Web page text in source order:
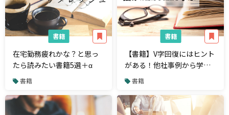
書籍
在宅勤務疲れかな？と思っ
たら読みたい書籍5選＋α
書籍
書籍
【書籍】V字回復にはヒント
がある！他社事例から学ぶ
アイデアの生み出し方
書籍